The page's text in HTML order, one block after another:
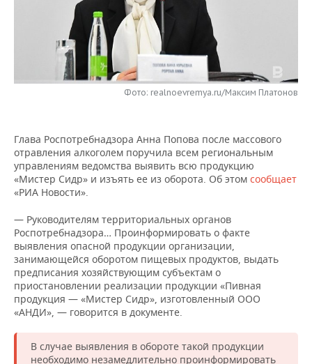
НЕФТЕХИМИЯ
РОЗНИЧНАЯ ТОРГОВЛЯ
ТРАНСПОРТ
НОВОСТИ ТЕХНОЛОГИЙ
МЕРОПРИЯТИЯ
НОВОСТИ МЕРОПРИЯТИЙ
ВЫЕЗДНАЯ РЕДАКЦИЯ
ONLINE-КОНФЕРЕНЦИИ
ОТКРЫТАЯ ЛЕКЦИЯ
ХОККЕЙ
БАСКЕТБОЛ
ВОЛЕЙБОЛ
КИБЕРСПОРТ
ФИГУРНОЕ КАТАНИЕ
ВОДНЫЕ ВИДЫ СПОРТА
ХОККЕЙ С МЯЧОМ
ВЛАСТЬ
ИНФРАСТРУКТУРА
ИСТОРИЯ
КУЛЬТУРА
МЕДИЦИНА
ОБРАЗОВАНИЕ
ПРОИСШЕСТВИЯ
СЮЖЕТЫ
СПРАВОЧНИК
СПИСОК ПЕРСОН
СПИСОК КОМПАНИЙ
ПОЛНАЯ ВЕРСИЯ
Фото: realnoevremya.ru/Максим Платонов
Глава Роспотребнадзора Анна Попова после массового
отравления алкоголем поручила всем региональным
управлениям ведомства выявить всю продукцию
«Мистер Сидр» и изъять ее из оборота. Об этом сообщает
«РИА Новости».
— Руководителям территориальных органов
Роспотребнадзора… Проинформировать о факте
выявления опасной продукции организации,
занимающейся оборотом пищевых продуктов, выдать
предписания хозяйствующим субъектам о
приостановлении реализации продукции «Пивная
продукция — «Мистер Сидр», изготовленный ООО
«АНДИ», — говорится в документе.
В случае выявления в обороте такой продукции
необходимо незамедлительно проинформировать